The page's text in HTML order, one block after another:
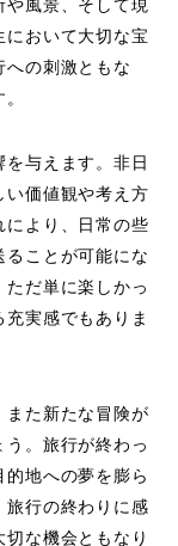
や風景、そして現
おいて大切な宝
への刺激ともな
与えます。非日
い価値観や考え方
により、日常の些
ことが可能にな
だ単に楽しかっ
実感でもありま
また新たな冒険が
。旅行が終わっ
地への夢を膨ら
旅行の終わりに感
な機会ともなり